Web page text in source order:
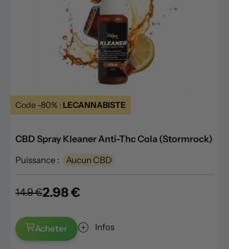
Code -80% : LECANNABISTE
CBD Spray Kleaner Anti-Thc Cola (Stormrock)
Puissance : Aucun CBD
14.9 €2.98 €
Acheter Infos